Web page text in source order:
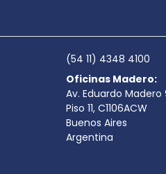
(54 11) 4348 4100
Oficinas Madero:
Av. Eduardo Madero
Piso 11, C1106ACW
Buenos Aires
Argentina